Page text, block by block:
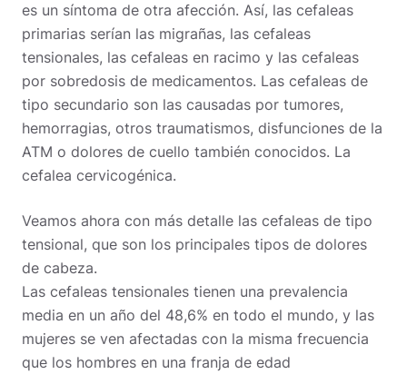
es un síntoma de otra afección. Así, las cefaleas
primarias serían las migrañas, las cefaleas
tensionales, las cefaleas en racimo y las cefaleas
por sobredosis de medicamentos. Las cefaleas de
tipo secundario son las causadas por tumores,
hemorragias, otros traumatismos, disfunciones de la
ATM o dolores de cuello también conocidos. La
cefalea cervicogénica.
Veamos ahora con más detalle las cefaleas de tipo
tensional, que son los principales tipos de dolores
de cabeza.
Las cefaleas tensionales tienen una prevalencia
media en un año del 48,6% en todo el mundo, y las
mujeres se ven afectadas con la misma frecuencia
que los hombres en una franja de edad